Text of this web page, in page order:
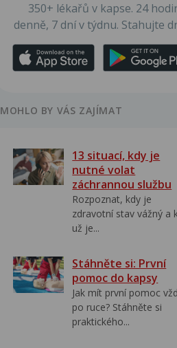
350+ lékařů v kapse. 24
denně, 7 dní v týdnu. Stahujte
MOHLO BY VÁS ZAJÍMAT
13 situací, kdy je
nutné volat
záchrannou službu
Rozpoznat, kdy je
zdravotní stav vážný a
už je...
Stáhněte si: První
pomoc do kapsy
Jak mít první pomoc
po ruce? Stáhněte si
praktického...